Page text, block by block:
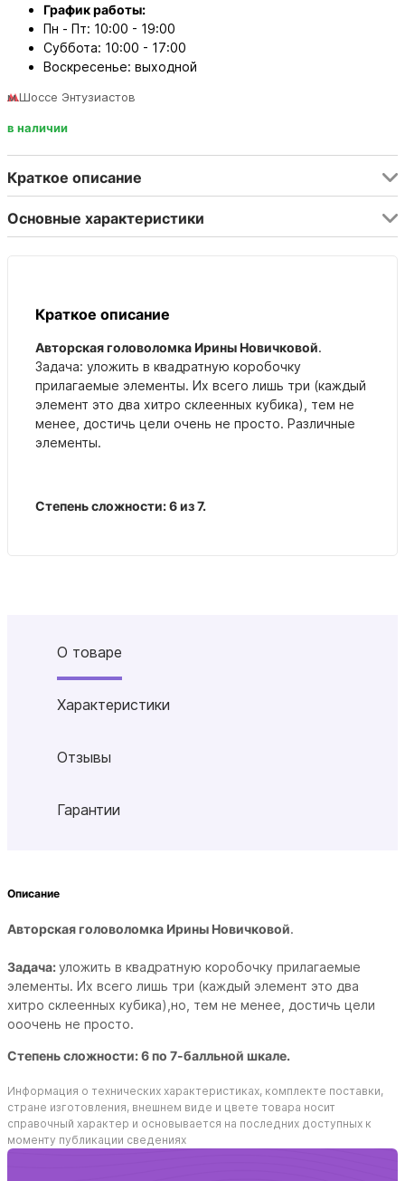
График работы:
Пн - Пт: 10:00 - 19:00
Суббота: 10:00 - 17:00
Воскресенье: выходной
м.Шоссе Энтузиастов
в наличии
Краткое описание
Основные характеристики
Краткое описание
Авторская головоломка Ирины Новичковой.
Задача: уложить в квадратную коробочку
прилагаемые элементы. Их всего лишь три (каждый
элемент это два хитро склеенных кубика), тем не
менее, достичь цели очень не просто. Различные
элементы.
Степень сложности: 6 из 7.
О товаре
Характеристики
Отзывы
Гарантии
Описание
Авторская головоломка Ирины Новичковой.
Задача:уложить в квадратную коробочку прилагаемые
элементы. Их всего лишь три (каждый элемент это два
хитро склеенных кубика),но, тем не менее, достичь цели
ооочень не просто.
Степень сложности: 6 по 7-балльной шкале.
Информация о технических характеристиках, комплекте поставки,
стране изготовления, внешнем виде и цвете товара носит
справочный характер и основывается на последних доступных к
моменту публикации сведениях